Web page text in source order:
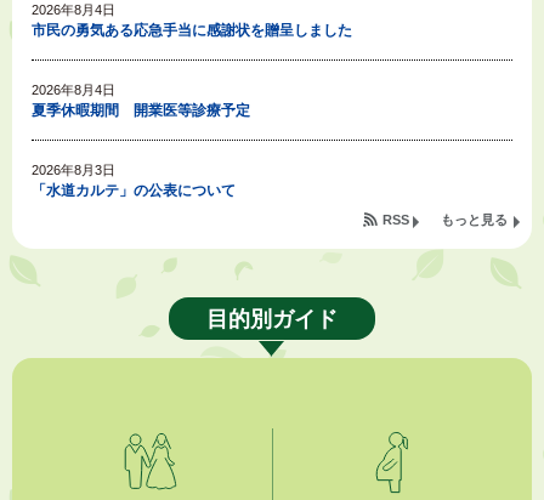
2026年8月4日
市民の勇気ある応急手当に感謝状を贈呈しました
2026年8月4日
夏季休暇期間 開業医等診療予定
2026年8月3日
「水道カルテ」の公表について
2026年8月3日
企業版ふるさと納税（地方創生応援税制）のお願い
【参加者募集】プロ棋士から学ぼう！はじめての将棋教室
「かけがわ手話動画」で手話を学ぼう！
もっと見る
RSS
目的別ガイド